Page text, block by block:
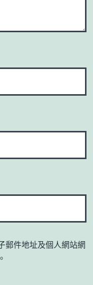
郵件地址及個人網站網